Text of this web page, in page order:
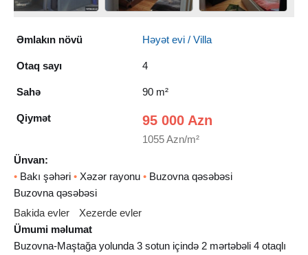
Əmlakın növü Həyət evi / Villa
Otaq sayı 4
Sahə 90 m²
Qiymət 95 000 Azn
1055 Azn/m²
Ünvan:
• Bakı şəhəri • Xəzər rayonu • Buzovna qəsəbəsi
Buzovna qəsəbəsi
Bakida evler
Xezerde evler
Ümumi məlumat
Buzovna-Maştağa yolunda 3 sotun içində 2 mərtəbəli 4 otaqlı